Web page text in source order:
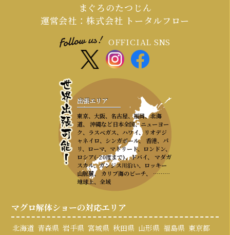
まぐろのたつじん
運営会社：株式会社 トータルフロー
OFFICIAL SNS
出張エリア
東京、大阪、名古屋、福岡、北海
道、 沖縄など日本全国、ニューヨー
ク、ラスベガス、ハワイ、リオデジ
ャネイロ、シンガポール、 香港、パ
リ、ローマ、マドリード、ロンドン、
ロシア(-20度まで)、ドバイ、 マダガ
スカル、ガンジス川沿い、ロッキー
山脈麓、 カリブ海のビーチ、 ………
地球上、全域
マグロ解体ショーの対応エリア
北海道 青森県 岩手県 宮城県 秋田県 山形県 福島県 東京都